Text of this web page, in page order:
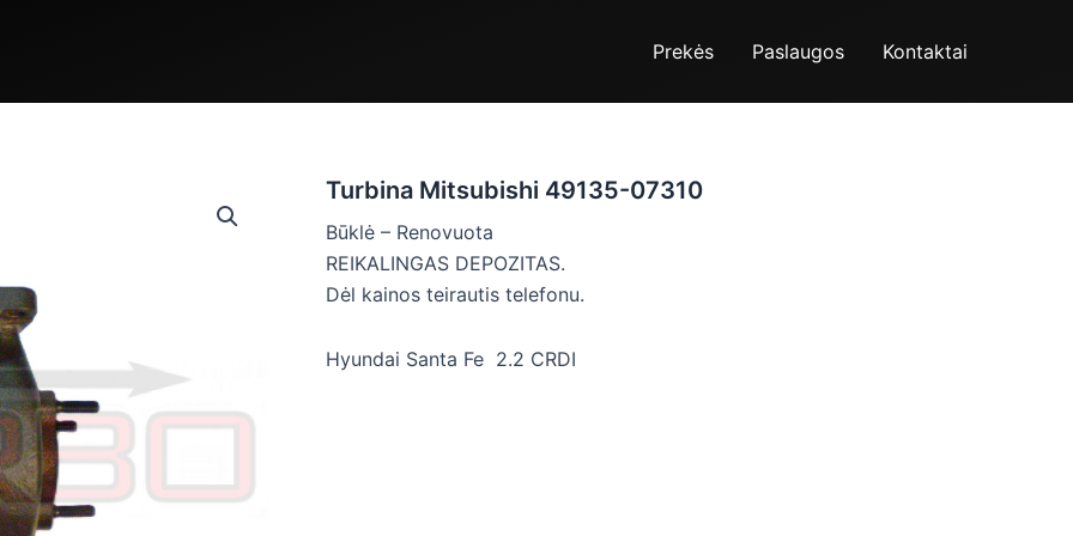
Prekės Paslaugos Kontaktai
Turbina Mitsubishi 49135-07310
Būklė – Renovuota
REIKALINGAS DEPOZITAS.
Dėl kainos teirautis telefonu.
Hyundai Santa Fe 2.2 CRDI